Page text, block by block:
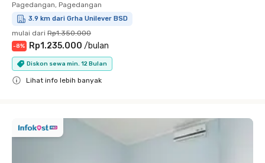
Pagedangan, Pagedangan
3.9 km dari Grha Unilever BSD
mulai dari Rp1.350.000
-8% Rp1.235.000 /bulan
Diskon sewa min. 12 Bulan
Lihat info lebih banyak